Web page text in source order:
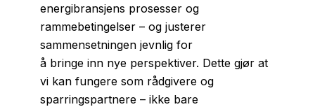
energibransjens prosesser og
rammebetingelser – og justerer
sammensetningen jevnlig for
å bringe inn nye perspektiver. Dette gjør at
vi kan fungere som rådgivere og
sparringspartnere – ikke bare